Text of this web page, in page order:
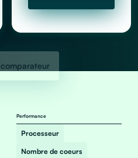
Performance
Processeur
Nombre de coeurs